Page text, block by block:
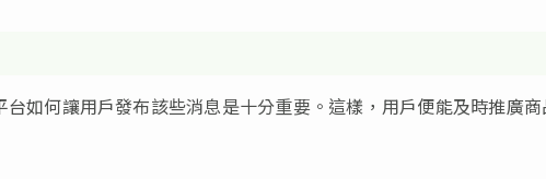
如何讓用戶發布該些消息是十分重要。這樣，用戶便能及時推廣商